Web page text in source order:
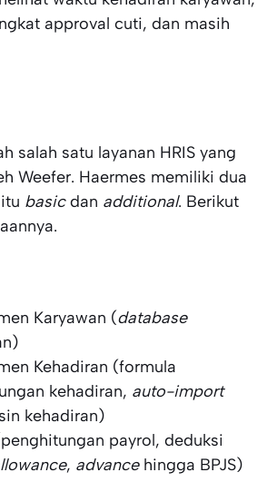
approval cuti, dan masih
salah satu layanan HRIS yang
Weefer. Haermes memiliki dua
basicdan additional. Berikut
Karyawan (database
Kehadiran (formula
kehadiran, auto-import
kehadiran)
payrol, deduksi
, advancehingga BPJS)